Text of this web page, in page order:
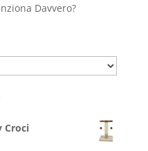
Davvero?
Croci